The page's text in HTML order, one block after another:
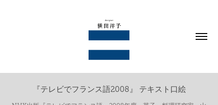
『テレビでフランス語2008』 テキスト口絵